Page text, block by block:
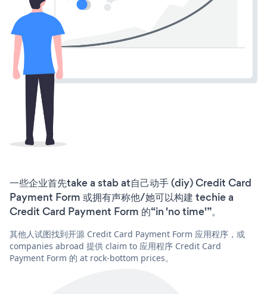
一些企业首先take a stab at自己动手 (diy) Credit Card
Payment Form 或拥有声称他/她可以构建 techie a
Credit Card Payment Form 的“in 'no time'”。
其他人试图找到开源 Credit Card Payment Form 应用程序，或
companies abroad 提供 claim to 应用程序 Credit Card
Payment Form 的 at rock-bottom prices。